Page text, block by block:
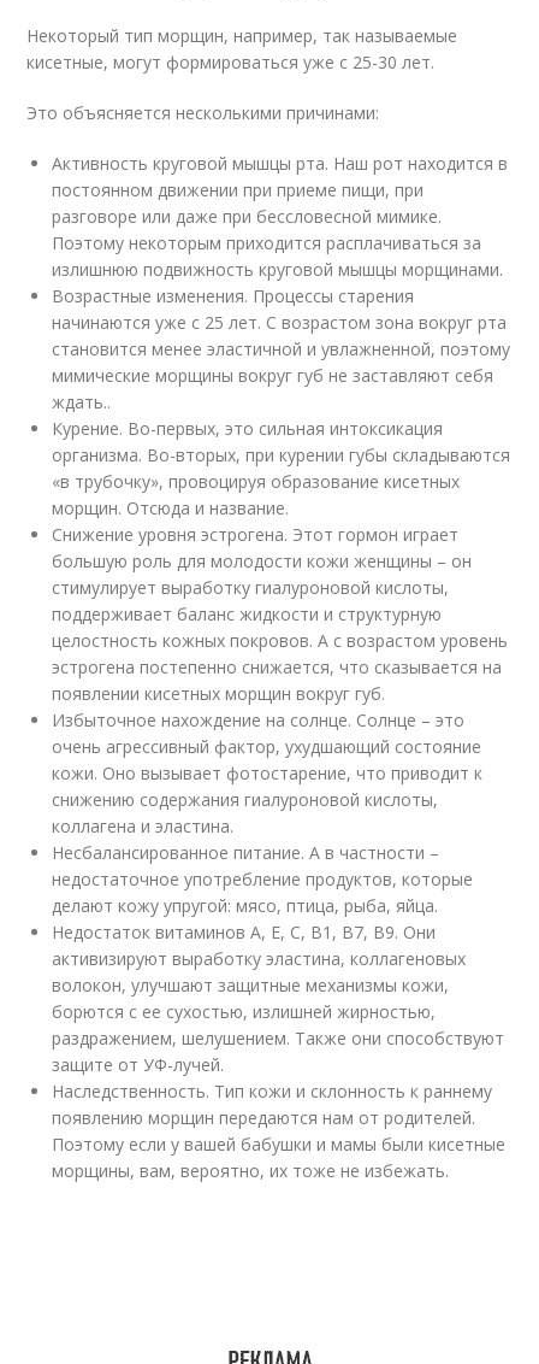
Некоторый тип морщин, например, так называемые
кисетные, могут формироваться уже с 25-30 лет.
Это объясняется несколькими причинами:
Активность круговой мышцы рта. Наш рот находится в
постоянном движении при приеме пищи, при
разговоре или даже при бессловесной мимике.
Поэтому некоторым приходится расплачиваться за
излишнюю подвижность круговой мышцы морщинами.
Возрастные изменения. Процессы старения
начинаются уже с 25 лет. С возрастом зона вокруг рта
становится менее эластичной и увлажненной, поэтому
мимические морщины вокруг губ не заставляют себя
ждать..
Курение. Во-первых, это сильная интоксикация
организма. Во-вторых, при курении губы складываются
«в трубочку», провоцируя образование кисетных
морщин. Отсюда и название.
Снижение уровня эстрогена. Этот гормон играет
большую роль для молодости кожи женщины – он
стимулирует выработку гиалуроновой кислоты,
поддерживает баланс жидкости и структурную
целостность кожных покровов. А с возрастом уровень
эстрогена постепенно снижается, что сказывается на
появлении кисетных морщин вокруг губ.
Избыточное нахождение на солнце. Солнце – это
очень агрессивный фактор, ухудшающий состояние
кожи. Оно вызывает фотостарение, что приводит к
снижению содержания гиалуроновой кислоты,
коллагена и эластина.
Несбалансированное питание. А в частности –
недостаточное употребление продуктов, которые
делают кожу упругой: мясо, птица, рыба, яйца.
Недостаток витаминов А, Е, С, В1, В7, В9. Они
активизируют выработку эластина, коллагеновых
волокон, улучшают защитные механизмы кожи,
борются с ее сухостью, излишней жирностью,
раздражением, шелушением. Также они способствуют
защите от УФ-лучей.
Наследственность. Тип кожи и склонность к раннему
появлению морщин передаются нам от родителей.
Поэтому если у вашей бабушки и мамы были кисетные
морщины, вам, вероятно, их тоже не избежать.